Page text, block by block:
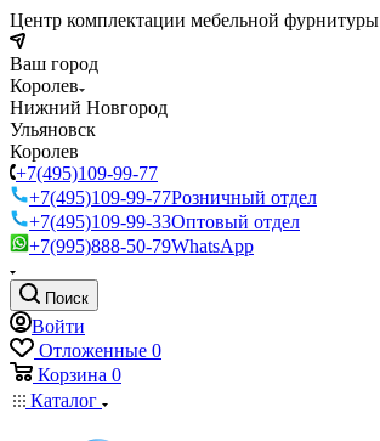
Центр комплектации мебельной фурнитуры
Ваш город
Королев
Нижний Новгород
Ульяновск
Королев
+7(495)109-99-77
+7(495)109-99-77Розничный отдел
+7(495)109-99-33Оптовый отдел
+7(995)888-50-79WhatsApp
Поиск
Войти
Отложенные 0
Корзина 0
Каталог